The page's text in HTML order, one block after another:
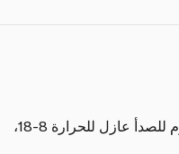
بالميتات الأسكوربيل/فولاذ مقاوم للصدأ عازل للحرارة 8-18،